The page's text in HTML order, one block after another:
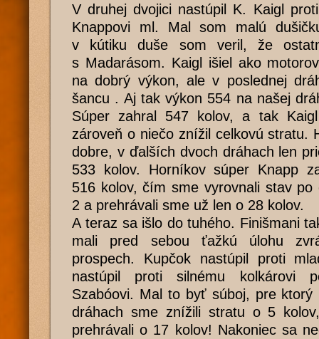
V druhej dvojici nastúpil K. Kaigl
Knappovi ml. Mal som malú
v kútiku duše som veril, že
s Madarásom. Kaigl išiel ako
na dobrý výkon, ale v poslednej
šancu . Aj tak výkon 554 na našej
Súper zahral 547 kolov, a tak
zároveň o niečo znížil celkovú stratu.
dobre, v ďalších dvoch dráhach len
533 kolov. Horníkov súper Knapp
516 kolov, čím sme vyrovnali stav
2 a prehrávali sme už len o 28 kolov.
A teraz sa išlo do tuhého. Finišmani
mali pred sebou ťažkú úlohu
prospech. Kupčok nastúpil proti
nastúpil proti silnému kolkárovi
Szabóovi. Mal to byť súboj, pre ktorý
dráhach sme znížili stratu o 5
prehrávali o 17 kolov! Nakoniec sa